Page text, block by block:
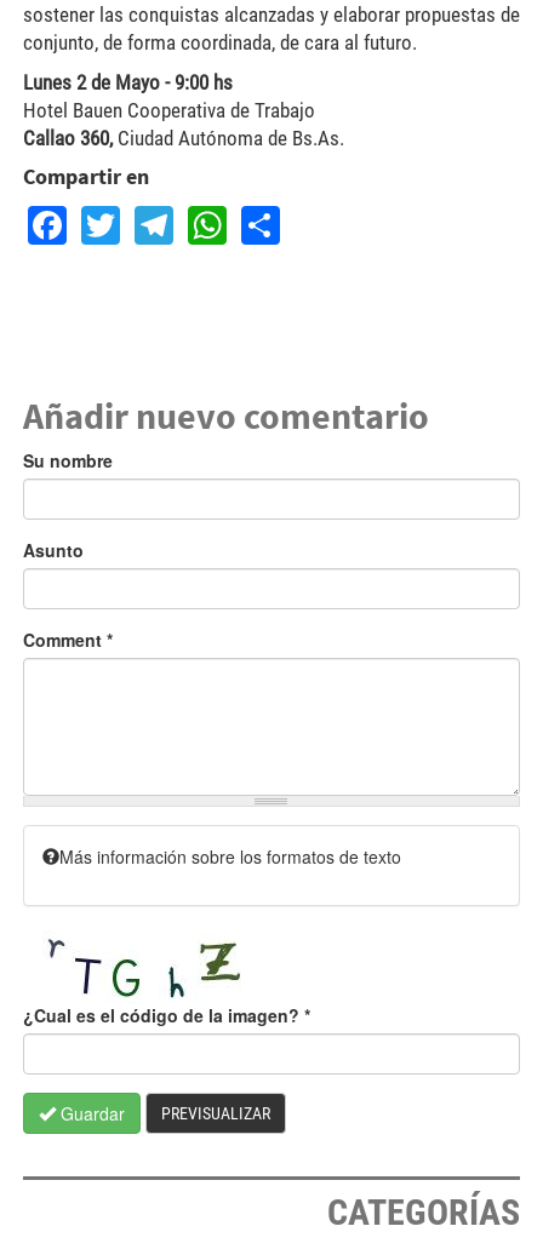
sostener las conquistas alcanzadas y elaborar propuestas de
conjunto, de forma coordinada, de cara al futuro.
Lunes 2 de Mayo - 9:00 hs
Hotel Bauen Cooperativa de Trabajo
Callao 360,Ciudad Autónoma de Bs.As.
Compartir en
Facebook
TwitterTelegram
WhatsApp
Share
Añadir nuevo comentario
Su nombre
Asunto
Comment *
Más información sobre los formatos de texto
¿Cual es el código de la imagen? *
Guardar PREVISUALIZAR
CATEGORÍAS